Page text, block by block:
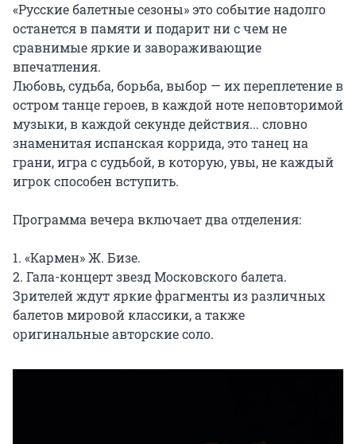
«Русские балетные сезоны» это событие надолго
останется в памяти и подарит ни с чем не
сравнимые яркие и завораживающие
впечатления.
Любовь, судьба, борьба, выбор — их переплетение в
остром танце героев, в каждой ноте неповторимой
музыки, в каждой секунде действия... словно
знаменитая испанская коррида, это танец на
грани, игра с судьбой, в которую, увы, не каждый
игрок способен вступить.
Программа вечера включает два отделения:
1. «Кармен» Ж. Бизе.
2. Гала-концерт звезд Московского балета.
Зрителей ждут яркие фрагменты из различных
балетов мировой классики, а также
оригинальные авторские соло.